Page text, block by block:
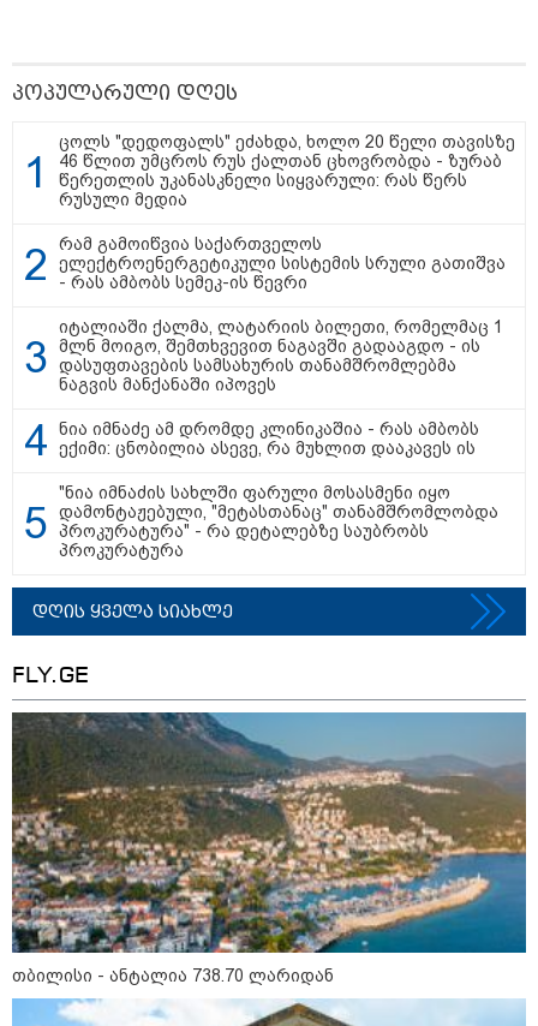
მესამედ: საბოტაჟი, ტექნიკური
ხარვეზი თუ
არაპროფესიონალიზმი?! -
ჩაკეტილი „პოლიტიკური
სამკუთხედი“ - კულუარული
თამაშები, რომლებიც დიდი
„ოქტომბრისთვის საქართველოს
არჩევანის გაკეთება მოუწევს...
„ორ სკამზე ჯდომის“
ჯარისკაცი, რომელიც 29 წელი
მეცნიერება
პოპულარული დღეს
ცოლს "დედოფალს" ეძახდა, ხოლო 20 წელი თავისზე
46 წლით უმცროს რუს ქალთან ცხოვრობდა - ზურაბ
წერეთლის უკანასკნელი სიყვარული: რას წერს
რუსული მედია
რამ გამოიწვია საქართველოს
ელექტროენერგეტიკული სისტემის სრული გათიშვა
- რას ამბობს სემეკ-ის წევრი
იტალიაში ქალმა, ლატარიის ბილეთი, რომელმაც 1
მლნ მოიგო, შემთხვევით ნაგავში გადააგდო - ის
დასუფთავების სამსახურის თანამშრომლებმა
ნაგვის მანქანაში იპოვეს
ნია იმნაძე ამ დრომდე კლინიკაშია - რას ამბობს
ექიმი: ცნობილია ასევე, რა მუხლით დააკავეს ის
"ნია იმნაძის სახლში ფარული მოსასმენი იყო
დამონტაჟებული, "მეტასთანაც" თანამშრომლობდა
პროკურატურა" - რა დეტალებზე საუბრობს
პროკურატურა
დღის ყველა სიახლე
FLY.GE
თბილისი - ანტალია 738.70 ლარიდან